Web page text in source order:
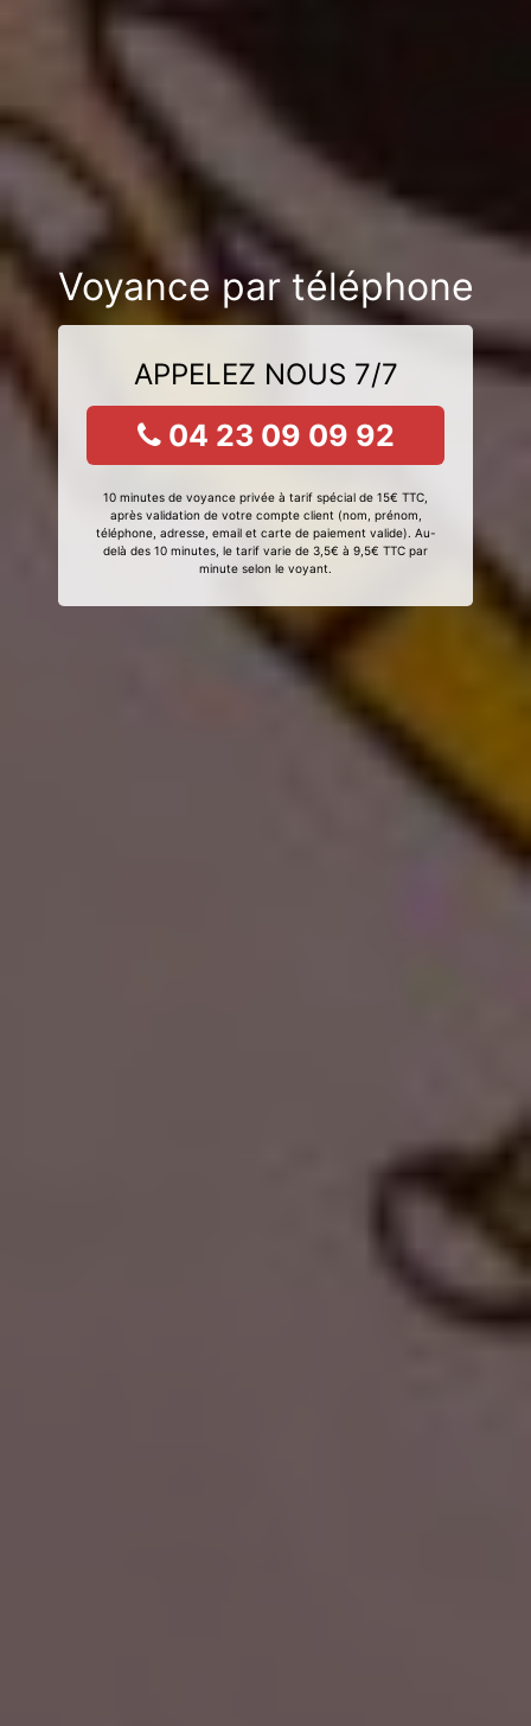
Voyance par téléphone
APPELEZ NOUS 7/7
04 23 09 09 92
10 minutes de voyance privée à tarif spécial de 15€ TTC,
après validation de votre compte client (nom, prénom,
téléphone, adresse, email et carte de paiement valide). Au-
delà des 10 minutes, le tarif varie de 3,5€ à 9,5€ TTC par
minute selon le voyant.